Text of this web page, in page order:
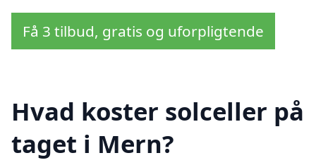
Få 3 tilbud, gratis og uforpligtende
Hvad koster solceller på
taget i Mern?